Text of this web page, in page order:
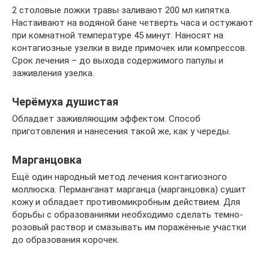
2 столовые ложки травы заливают 200 мл кипятка.
Настаивают на водяной бане четверть часа и остужают
при комнатной температуре 45 минут. Наносят на
контагиозные узелки в виде примочек или компрессов.
Срок лечения – до выхода содержимого папулы и
заживления узелка.
Черёмуха душистая
Обладает заживляющим эффектом. Способ
приготовления и нанесения такой же, как у череды.
Марганцовка
Ещё один народный метод лечения контагиозного
моллюска. Перманганат марганца (марганцовка) сушит
кожу и обладает противомикробным действием. Для
борьбы с образованиями необходимо сделать темно-
розовый раствор и смазывать им поражённые участки
до образования корочек.